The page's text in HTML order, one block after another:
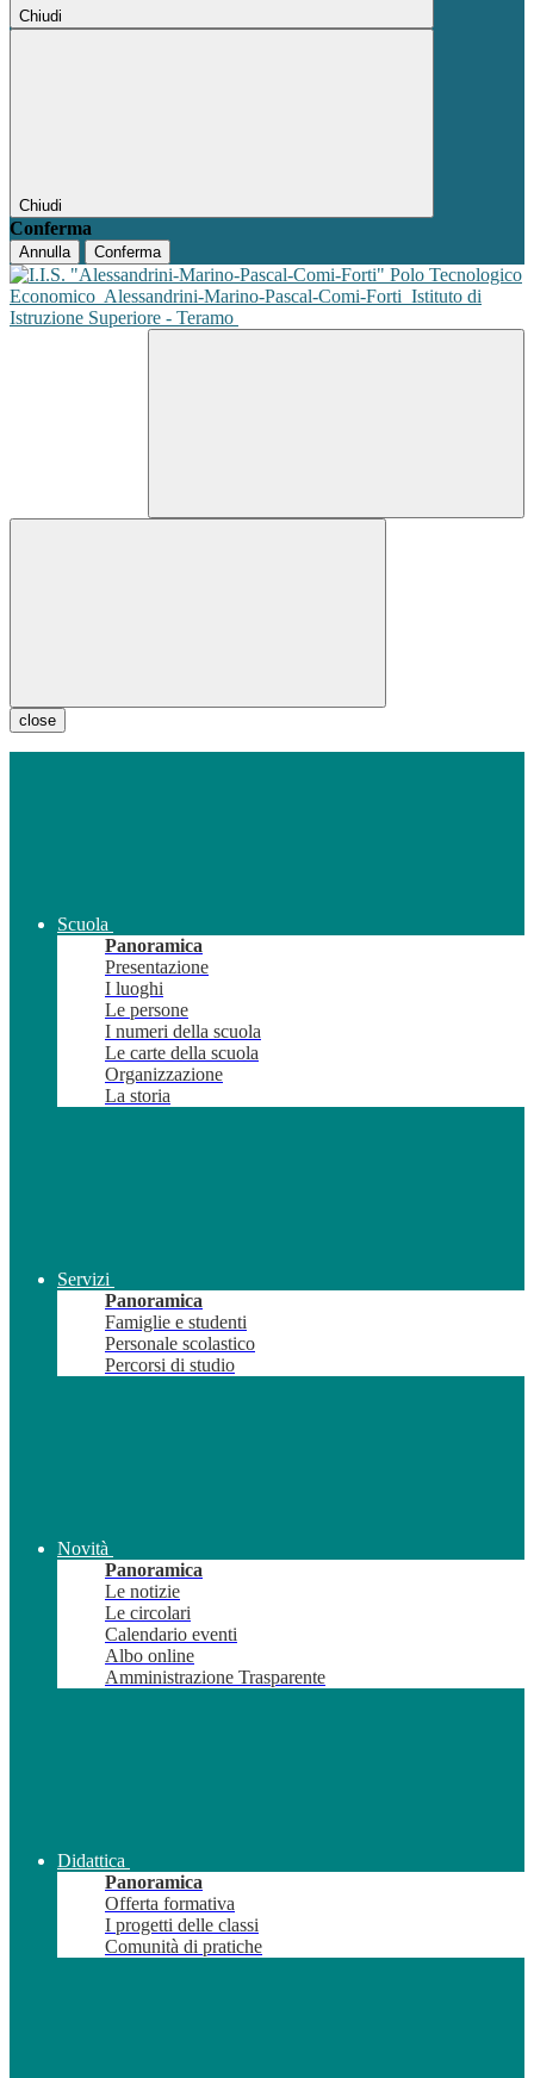
Chiudi
Chiudi
Conferma
Annulla Conferma
Polo Tecnologico
Economico Alessandrini-Marino-Pascal-Comi-Forti Istituto di
Istruzione Superiore - Teramo
close
Scuola
Panoramica
Presentazione
I luoghi
Le persone
I numeri della scuola
Le carte della scuola
Organizzazione
La storia
Servizi
Panoramica
Famiglie e studenti
Personale scolastico
Percorsi di studio
Novità
Panoramica
Le notizie
Le circolari
Calendario eventi
Albo online
Amministrazione Trasparente
Didattica
Panoramica
Offerta formativa
I progetti delle classi
Comunità di pratiche